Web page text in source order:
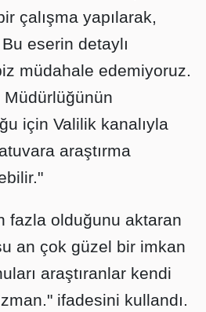
çalışma yapılarak,
eserin detaylı
müdahale edemiyoruz.
için Valilik kanalıyla
araştırma
fazla olduğunu aktaran
an çok güzel bir imkan
araştıranlar kendi
ifadesini kullandı.